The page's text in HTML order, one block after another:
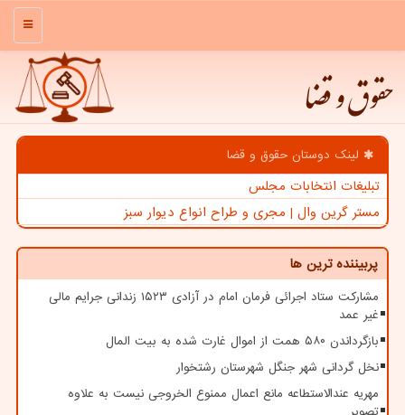
منو
حقوق و قضا
لینک دوستان حقوق و قضا
تبلیغات انتخابات مجلس
مستر گرین وال | مجری و طراح انواع دیوار سبز
پربیننده ترین ها
مشارکت ستاد اجرائی فرمان امام در آزادی ۱۵۲۳ زندانی جرایم مالی
غیر عمد
بازگرداندن ۵۸۰ همت از اموال غارت شده به بیت المال
نخل گردانی شهر جنگل شهرستان رشتخوار
مهریه عندالاستطاعه مانع اعمال ممنوع الخروجی نیست به علاوه